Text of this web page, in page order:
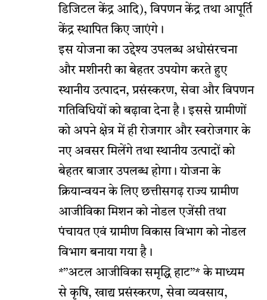
डिजिटल केंद्र आदि), विपणन केंद्र तथा आपूर्ति
केंद्र स्थापित किए जाएंगे।
इस योजना का उद्देश्य उपलब्ध अधोसंरचना
और मशीनरी का बेहतर उपयोग करते हुए
स्थानीय उत्पादन, प्रसंस्करण, सेवा और विपणन
गतिविधियों को बढ़ावा देना है। इससे ग्रामीणों
को अपने क्षेत्र में ही रोजगार और स्वरोजगार के
नए अवसर मिलेंगे तथा स्थानीय उत्पादों को
बेहतर बाजार उपलब्ध होगा। योजना के
क्रियान्वयन के लिए छत्तीसगढ़ राज्य ग्रामीण
आजीविका मिशन को नोडल एजेंसी तथा
पंचायत एवं ग्रामीण विकास विभाग को नोडल
विभाग बनाया गया है।
*’’अटल आजीविका समृद्धि हाट’’* के माध्यम
से कृषि, खाद्य प्रसंस्करण, सेवा व्यवसाय,